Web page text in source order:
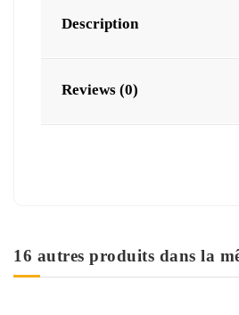
Description
Reviews (0)
16 autres produits dans la